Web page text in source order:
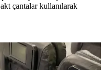
çantalar kullanılarak